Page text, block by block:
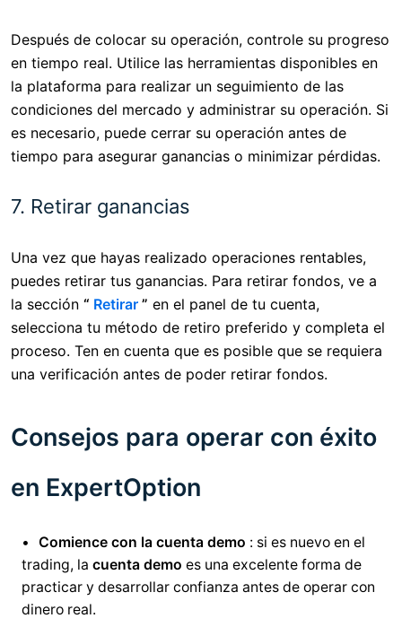
Después de colocar su operación, controle su progreso
en tiempo real. Utilice las herramientas disponibles en
la plataforma para realizar un seguimiento de las
condiciones del mercado y administrar su operación. Si
es necesario, puede cerrar su operación antes de
tiempo para asegurar ganancias o minimizar pérdidas.
7. Retirar ganancias
Una vez que hayas realizado operaciones rentables,
puedes retirar tus ganancias. Para retirar fondos, ve a
la sección “ Retirar ” en el panel de tu cuenta,
selecciona tu método de retiro preferido y completa el
proceso. Ten en cuenta que es posible que se requiera
una verificación antes de poder retirar fondos.
Consejos para operar con éxito
en ExpertOption
Comience con la cuenta demo : si es nuevo en el
trading, la cuenta demo es una excelente forma de
practicar y desarrollar confianza antes de operar con
dinero real.